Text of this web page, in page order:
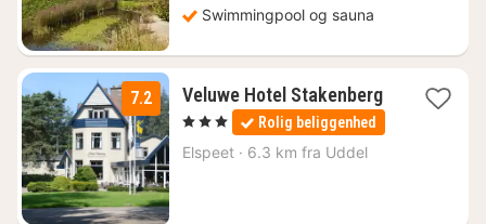
Swimmingpool og sauna
7.2
Veluwe Hotel Stakenberg
1
nat
fra
, 3 Stjerner Rolig beliggenhed
Elspeet · 6.3 km fra Uddel